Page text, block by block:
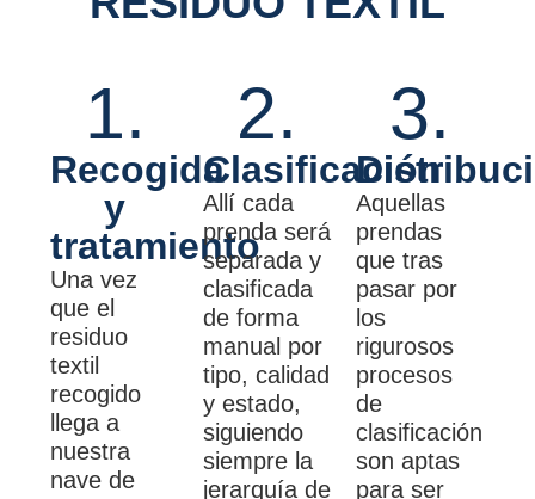
1.
Recogida
y
tratamiento
Una vez
que el
residuo
textil
recogido
llega a
nuestra
nave de
2.
Clasificación
Allí cada
prenda será
separada y
clasificada
de forma
manual por
tipo, calidad
y estado,
siguiendo
siempre la
jerarquía de
3.
Aquellas
prendas
que tras
pasar por
los
rigurosos
procesos
de
clasificación
son aptas
para ser